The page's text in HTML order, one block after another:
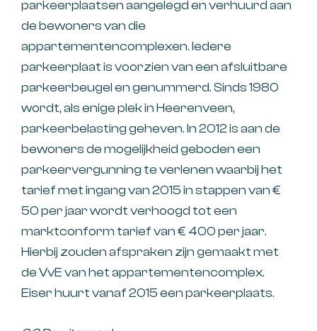
parkeerplaatsen aangelegd en verhuurd aan
de bewoners van die
appartementencomplexen. Iedere
parkeerplaat is voorzien van een afsluitbare
parkeerbeugel en genummerd. Sinds 1980
wordt, als enige plek in Heerenveen,
parkeerbelasting geheven. In 2012 is aan de
bewoners de mogelijkheid geboden een
parkeervergunning te verlenen waarbij het
tarief met ingang van 2015 in stappen van €
50 per jaar wordt verhoogd tot een
marktconform tarief van € 400 per jaar.
Hierbij zouden afspraken zijn gemaakt met
de VvE van het appartementencomplex.
Eiser huurt vanaf 2015 een parkeerplaats.